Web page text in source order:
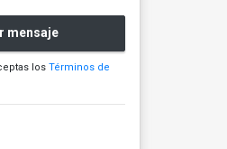
mensaje
los Términos de